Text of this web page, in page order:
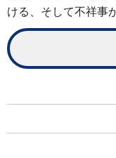
ける、そして不祥事